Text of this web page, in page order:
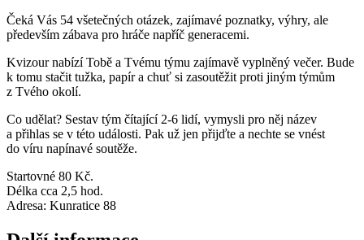
Čeká Vás 54 všetečných otázek, zajímavé poznatky, výhry, ale
především zábava pro hráče napříč generacemi.
Kvizour nabízí Tobě a Tvému týmu zajímavě vyplněný večer. Bude
k tomu stačit tužka, papír a chuť si zasoutěžit proti jiným týmům
z Tvého okolí.
Co udělat? Sestav tým čítající 2-6 lidí, vymysli pro něj název
a přihlas se v této události. Pak už jen přijďte a nechte se vnést
do víru napínavé soutěže.
Startovné 80 Kč.
Délka cca 2,5 hod.
Adresa: Kunratice 88